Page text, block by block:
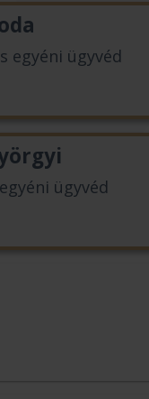
egyéni ügyvéd
ügyvéd